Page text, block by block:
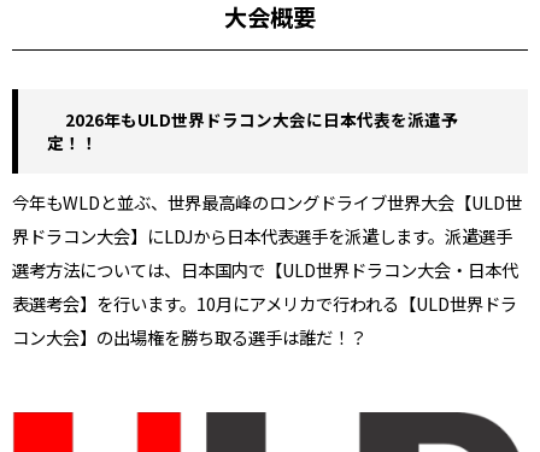
大会概要
2026年もULD世界ドラコン大会に日本代表を派遣予
定！！
今年もWLDと並ぶ、世界最高峰のロングドライブ世界大会【ULD世
界ドラコン大会】にLDJから日本代表選手を派遣します。派遣選手
選考方法については、日本国内で【ULD世界ドラコン大会・日本代
表選考会】を行います。10月にアメリカで行われる【ULD世界ドラ
コン大会】の出場権を勝ち取る選手は誰だ！？